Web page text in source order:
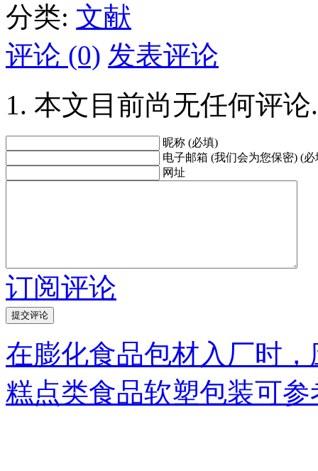
分类: 文献
评论 (0) 发表评论
本文目前尚无任何评论.
昵称 (必填)
电子邮箱 (我们会为您保密) (必
网址
订阅评论
在膨化食品包材入厂时
糕点类食品软塑包装可